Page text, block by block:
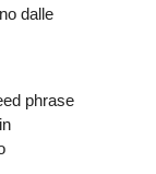
dalle
phrase